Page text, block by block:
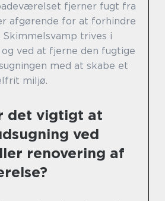
fjerner fugt fra
afgørende for at forhindre
trives i
ved at fjerne den fugtige
med at skabe et
miljø.
det vigtigt at
ved
renovering af